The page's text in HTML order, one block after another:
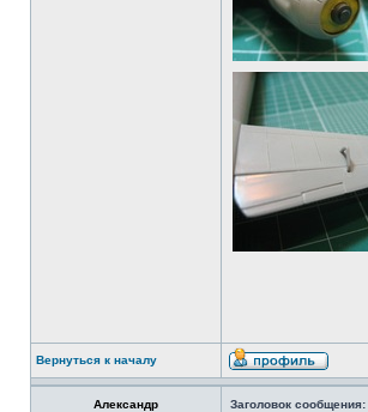
Вернуться к началу
Александр Заголовок сообщения: